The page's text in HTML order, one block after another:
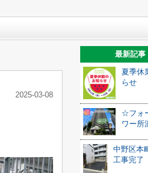
2025-03-08
最新記事
夏季休
らせ
☆フォ
ワー
中野区
工事完了